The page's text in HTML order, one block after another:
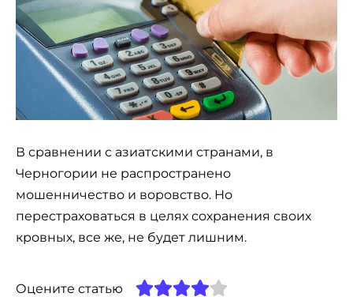
В сравнении с азиатскими странами, в
Черногории не распространено
мошенничество и воровство. Но
перестраховаться в целях сохранения своих
кровных, все же, не будет лишним.
Оцените статью